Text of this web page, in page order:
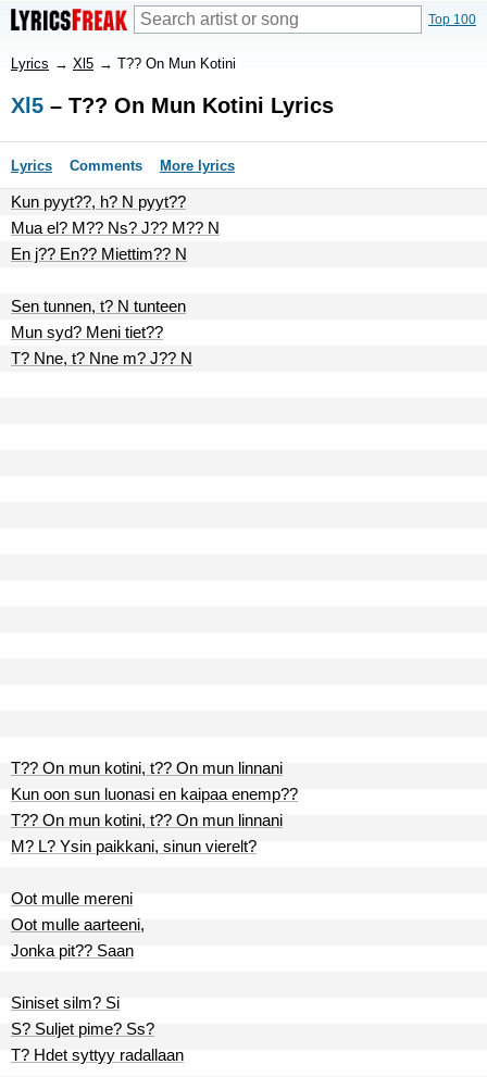
Top 100
Lyrics → Xl5 → T?? On Mun Kotini
Xl5 – T?? On Mun Kotini Lyrics
Lyrics Comments More lyrics
Kun pyyt??, h? N pyyt??
Mua el? M?? Ns? J?? M?? N
En j?? En?? Miettim?? N
Sen tunnen, t? N tunteen
Mun syd? Meni tiet??
T? Nne, t? Nne m? J?? N
T?? On mun kotini, t?? On mun linnani
Kun oon sun luonasi en kaipaa enemp??
T?? On mun kotini, t?? On mun linnani
M? L? Ysin paikkani, sinun vierelt?
Oot mulle mereni
Oot mulle aarteeni,
Jonka pit?? Saan
Siniset silm? Si
S? Suljet pime? Ss?
T? Hdet syttyy radallaan